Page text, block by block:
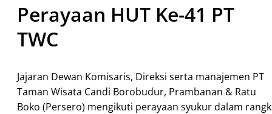
Perayaan HUT Ke-41 PT
TWC
Jajaran Dewan Komisaris, Direksi serta manajemen PT
Taman Wisata Candi Borobudur, Prambanan & Ratu
Boko (Persero) mengikuti perayaan syukur dalam